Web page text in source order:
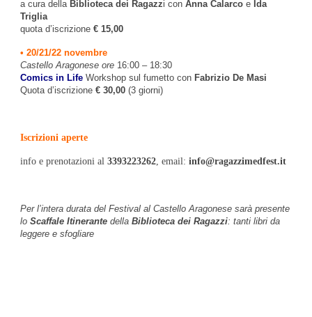
a cura della Biblioteca dei Ragazzi con Anna Calarco e Ida
Triglia
quota d’iscrizione € 15,00
• 20/21/22 novembre
Castello Aragonese ore 16:00 – 18:30
Comics in Life Workshop sul fumetto con Fabrizio De Masi
Quota d’iscrizione € 30,00 (3 giorni)
Iscrizioni aperte
info e prenotazioni al 3393223262, email: info@ragazzimedfest.it
Per l’intera durata del Festival al Castello Aragonese sarà presente
lo Scaffale Itinerante della Biblioteca dei Ragazzi: tanti libri da
leggere e sfogliare